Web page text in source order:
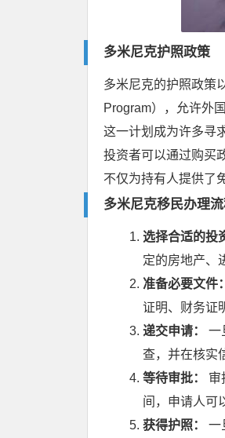
多米尼克护照政策
多米尼克的护照政策
Program），允许外
这一计划成为许多寻
投资者可以通过购买
不仅为持有人提供了
多米尼克移民办理
选择合适的投
定的房地产、
准备必要文件：
证明、财务证
递交申请：
一
查，并在核实
等待审批：
审
间，申请人可
获得护照：
一